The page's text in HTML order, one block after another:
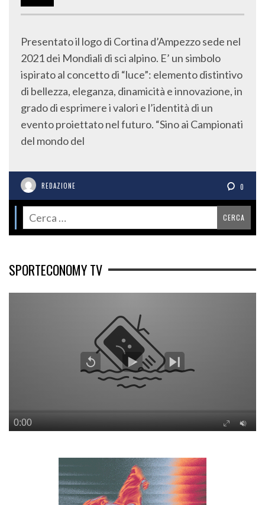
Presentato il logo di Cortina d’Ampezzo sede nel
2021 dei Mondiali di sci alpino. E’ un simbolo
ispirato al concetto di “luce”: elemento distintivo
di bellezza, eleganza, dinamicità e innovazione, in
grado di esprimere i valori e l’identità di un
evento proiettato nel futuro. “Sino ai Campionati
del mondo del
REDAZIONE 0
SPORTECONOMY TV